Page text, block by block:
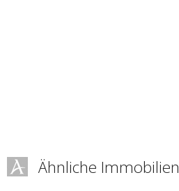
Ähnliche Immobilien